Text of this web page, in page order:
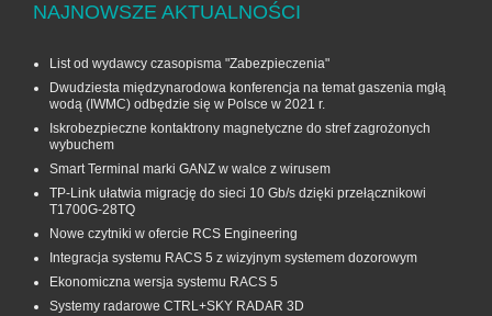
NAJNOWSZE AKTUALNOŚCI
List od wydawcy czasopisma "Zabezpieczenia"
Dwudziesta międzynarodowa konferencja na temat gaszenia mgłą
wodą (IWMC) odbędzie się w Polsce w 2021 r.
Iskrobezpieczne kontaktrony magnetyczne do stref zagrożonych
wybuchem
Smart Terminal marki GANZ w walce z wirusem
TP-Link ułatwia migrację do sieci 10 Gb/s dzięki przełącznikowi
T1700G‑28TQ
Nowe czytniki w ofercie RCS Engineering
Integracja systemu RACS 5 z wizyjnym systemem dozorowym
Ekonomiczna wersja systemu RACS 5
Systemy radarowe CTRL+SKY RADAR 3D